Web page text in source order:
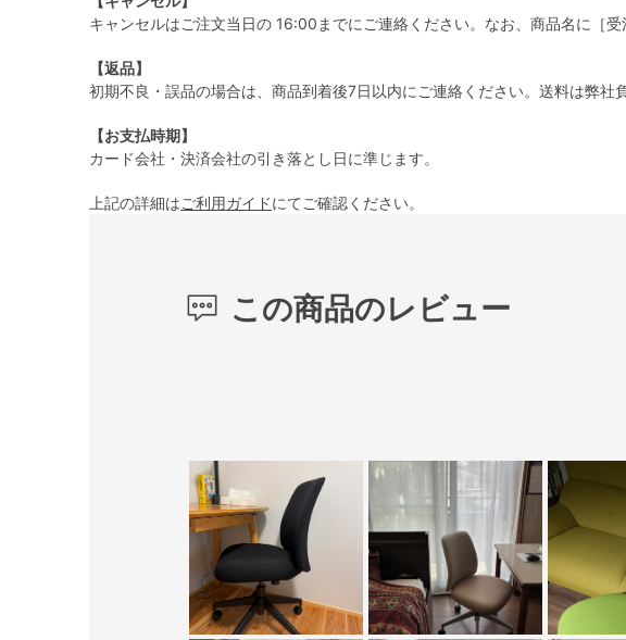
キャンセルはご注文当日の 16:00までにご連絡ください。なお、商品名に［
【返品】
初期不良・誤品の場合は、商品到着後7日以内にご連絡ください。送料は弊社
【お支払時期】
カード会社・決済会社の引き落とし日に準じます。
上記の詳細はご利用ガイドにてご確認ください。
この商品のレビュー